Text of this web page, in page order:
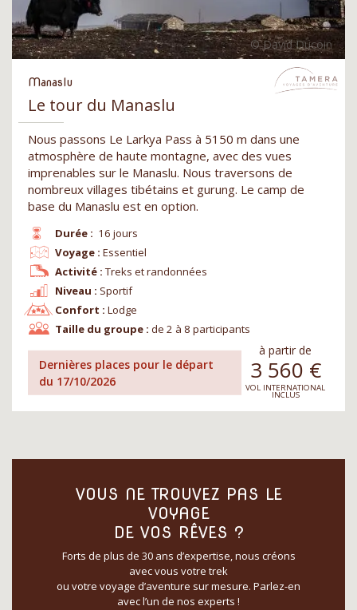
Manaslu
Le tour du Manaslu
Nous passons Le Larkya Pass à 5150 m dans une
atmosphère de haute montagne, avec des vues
imprenables sur le Manaslu. Nous traversons de
nombreux villages tibétains et gurung. Le camp de
base du Manaslu est en option.
Durée : 16 jours
Niveau : Sportif
Voyage : Essentiel
Confort : Lodge
Activité : Treks et randonnées
Taille du groupe : de 2 à 8 participants
Dernières places pour le départ
du 17/10/2026
à partir de
3 560 €
VOL INTERNATIONAL
INCLUS
VOUS NE TROUVEZ PAS LE
VOYAGE
DE VOS RÊVES ?
Forts de plus de 30 ans d’expertise, nous créons
avec vous votre trek
ou votre voyage d’aventure sur mesure. Parlez-en
avec l’un de nos experts !